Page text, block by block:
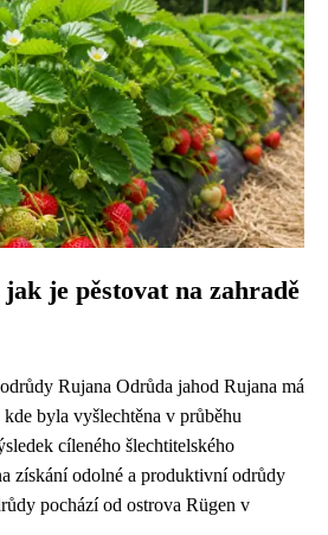
je pěstovat na zahradě
Rujana Odrůda jahod Rujana má
byla vyšlechtěna v průběhu
cíleného šlechtitelského
získání odolné a produktivní odrůdy
pochází od ostrova Rügen v